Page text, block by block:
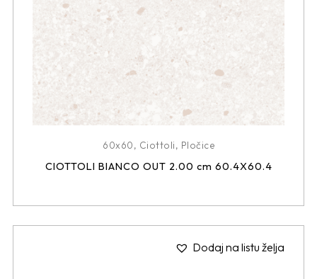
60x60, Ciottoli, Pločice
CIOTTOLI BIANCO OUT 2.00 cm 60.4X60.4
Dodaj na listu želja